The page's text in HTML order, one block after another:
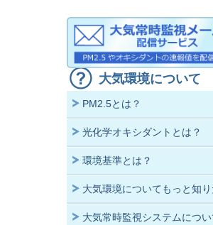
大気環境について
PM2.5とは？
光化学オキシダントとは？
環境基準とは？
大気環境についてもっと知
大気常時監視システムについ